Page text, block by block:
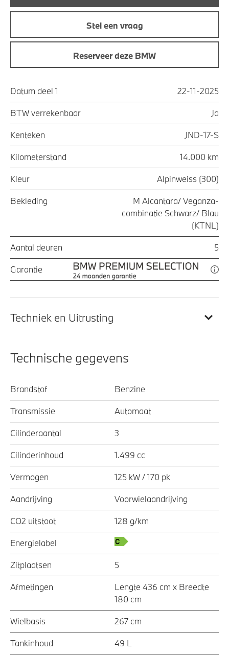
Stel een vraag
Reserveer deze BMW
Datum deel 1 22-11-2025
BTW verrekenbaar Ja
Kenteken JND-17-S
Kilometerstand 14.000 km
Kleur Alpinweiss (300)
Bekleding
M Alcantara/ Veganza-
combinatie Schwarz/ Blau
(KTNL)
Aantal deuren 5
Garantie
Techniek en Uitrusting
Technische gegevens
Brandstof Benzine
Transmissie Automaat
Cilinderaantal 3
Cilinderinhoud 1.499 cc
Vermogen 125 kW / 170 pk
Aandrijving Voorwielaandrijving
CO2 uitstoot 128 g/km
Energielabel
Zitplaatsen 5
Afmetingen
Lengte 436 cm x Breedte
180 cm
Wielbasis 267 cm
Tankinhoud 49 L